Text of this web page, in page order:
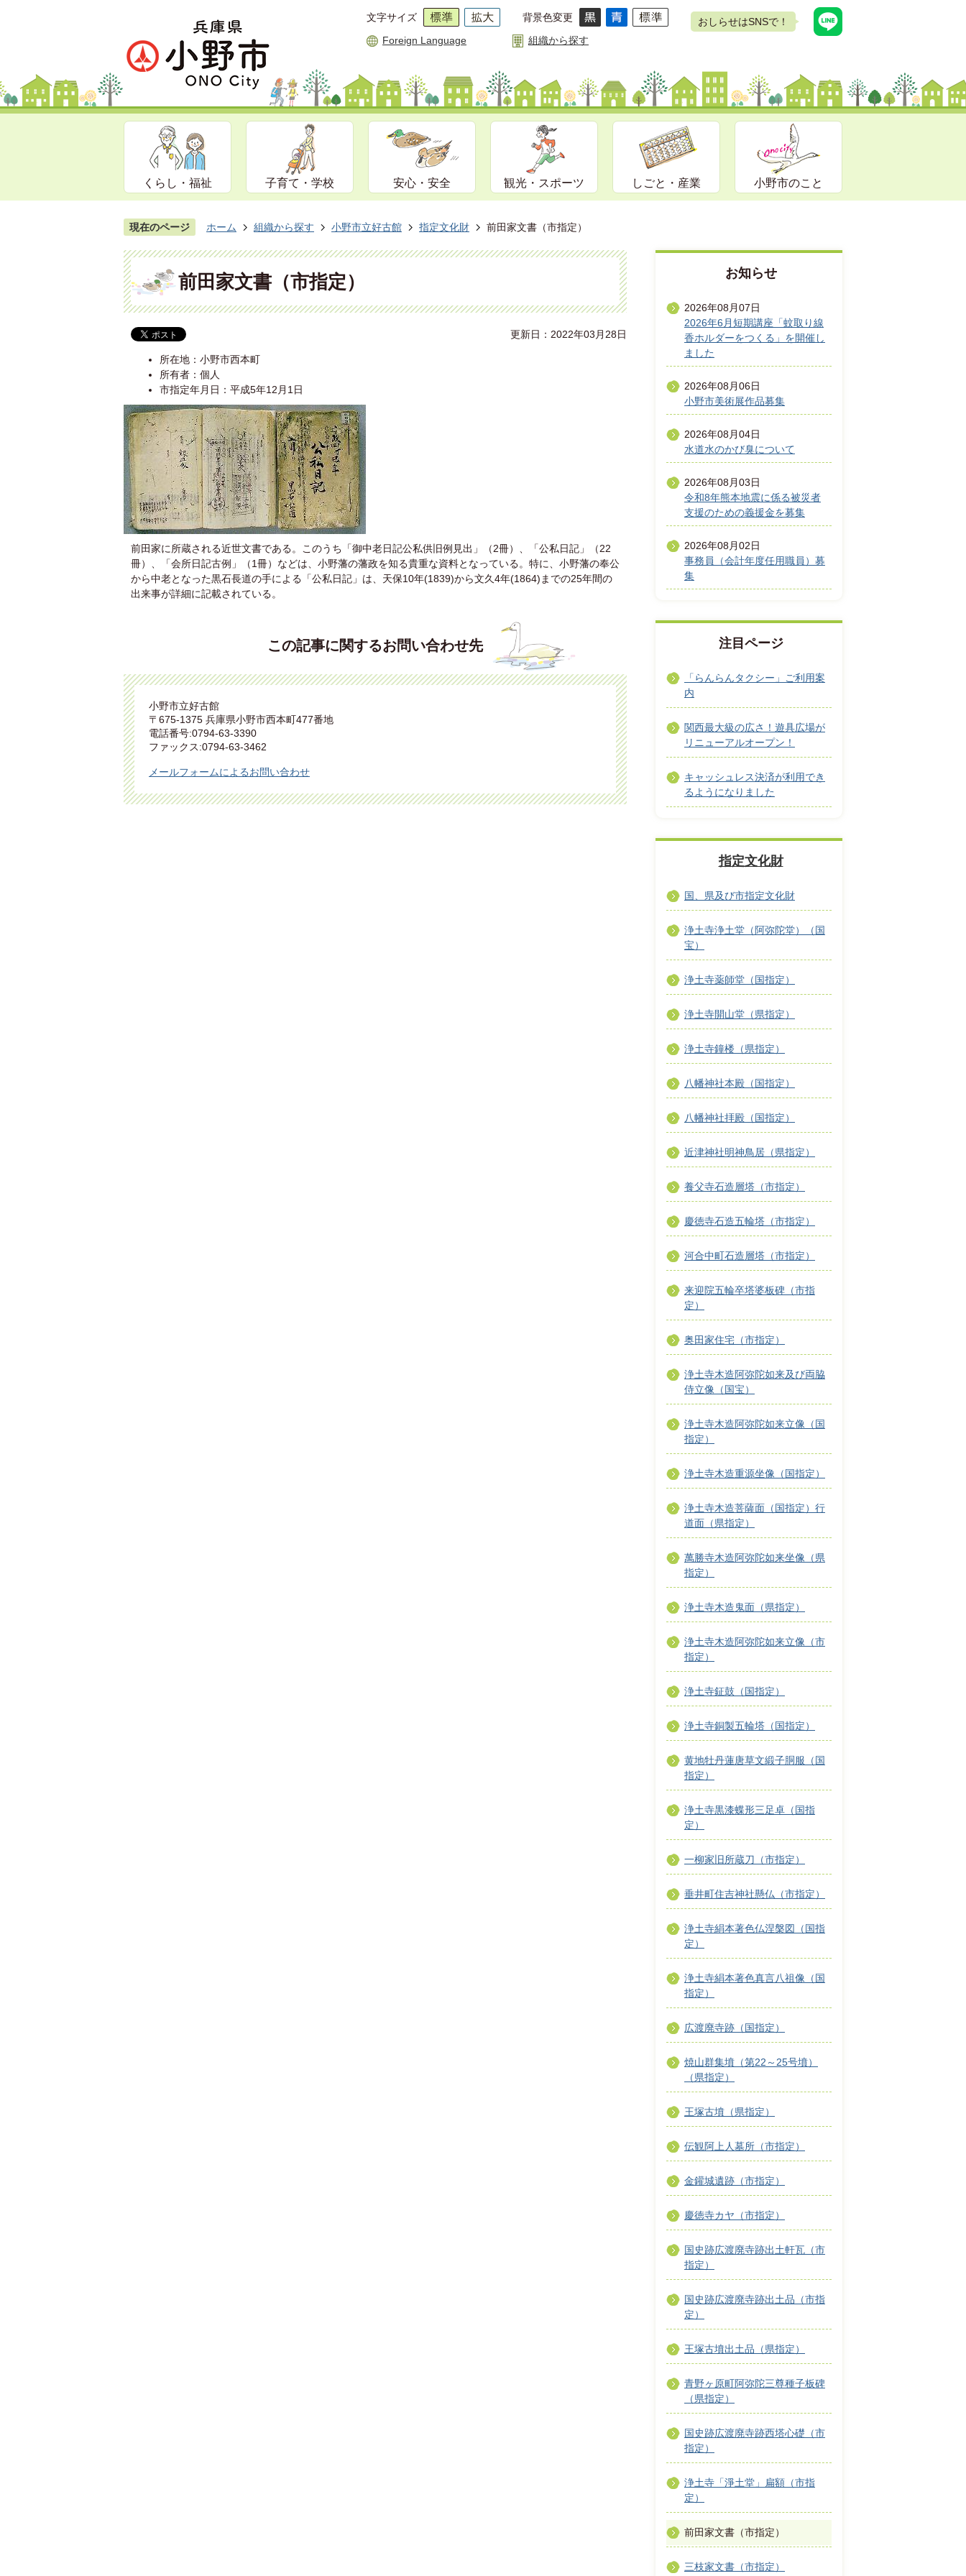
文字サイズ 背景色変更
Foreign Language 組織から探す
おしらせはSNSで！
くらし・福祉 子育て・学校 安心・安全 観光・スポーツ しごと・産業 小野市のこと
現在のページ ホーム 組織から探す 小野市立好古館 指定文化財 前田家文書（市指定）
前田家文書（市指定）
更新日：2022年03月28日
所在地：小野市西本町
所有者：個人
市指定年月日：平成5年12月1日
前田家に所蔵される近世文書である。このうち「御中老日記公私供旧例見出」（2冊）、「公私日記」（22
冊）、「会所日記古例」（1冊）などは、小野藩の藩政を知る貴重な資料となっている。特に、小野藩の奉公
から中老となった黒石長道の手による「公私日記」は、天保10年(1839)から文久4年(1864)までの25年間の
出来事が詳細に記載されている。
この記事に関するお問い合わせ先
小野市立好古館
〒675-1375 兵庫県小野市西本町477番地
電話番号:0794-63-3390
ファックス:0794-63-3462
メールフォームによるお問い合わせ
お知らせ
2026年08月07日
2026年6月短期講座「蚊取り線
香ホルダーをつくる」を開催し
ました
2026年08月06日
小野市美術展作品募集
2026年08月04日
水道水のかび臭について
2026年08月03日
令和8年熊本地震に係る被災者
支援のための義援金を募集
2026年08月02日
事務員（会計年度任用職員）募
集
注目ページ
「らんらんタクシー」ご利用案
内
関西最大級の広さ！遊具広場が
リニューアルオープン！
キャッシュレス決済が利用でき
るようになりました
指定文化財
国、県及び市指定文化財
浄土寺浄土堂（阿弥陀堂）（国
宝）
浄土寺薬師堂（国指定）
浄土寺開山堂（県指定）
浄土寺鐘楼（県指定）
八幡神社本殿（国指定）
八幡神社拝殿（国指定）
近津神社明神鳥居（県指定）
養父寺石造層塔（市指定）
慶徳寺石造五輪塔（市指定）
河合中町石造層塔（市指定）
来迎院五輪卒塔婆板碑（市指
定）
奥田家住宅（市指定）
浄土寺木造阿弥陀如来及び両脇
侍立像（国宝）
浄土寺木造阿弥陀如来立像（国
指定）
浄土寺木造重源坐像（国指定）
浄土寺木造菩薩面（国指定）行
道面（県指定）
萬勝寺木造阿弥陀如来坐像（県
指定）
浄土寺木造鬼面（県指定）
浄土寺木造阿弥陀如来立像（市
指定）
浄土寺鉦鼓（国指定）
浄土寺銅製五輪塔（国指定）
黄地牡丹蓮唐草文緞子胴服（国
指定）
浄土寺黒漆蝶形三足卓（国指
定）
一柳家旧所蔵刀（市指定）
垂井町住吉神社懸仏（市指定）
浄土寺絹本著色仏涅槃図（国指
定）
浄土寺絹本著色真言八祖像（国
指定）
広渡廃寺跡（国指定）
焼山群集墳（第22～25号墳）
（県指定）
王塚古墳（県指定）
伝観阿上人墓所（市指定）
金鑵城遺跡（市指定）
慶徳寺カヤ（市指定）
国史跡広渡廃寺跡出土軒瓦（市
指定）
国史跡広渡廃寺跡出土品（市指
定）
王塚古墳出土品（県指定）
青野ヶ原町阿弥陀三尊種子板碑
（県指定）
国史跡広渡廃寺跡西塔心礎（市
指定）
浄土寺「淨土堂」扁額（市指
定）
前田家文書（市指定）
三枝家文書（市指定）